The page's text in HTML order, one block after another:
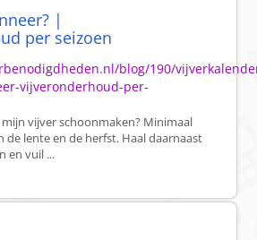
|
per seizoen
blog/190/
vijveronderhoud-per-
vijver schoonmaken? Minimaal
de lente en de herfst. Haal daarnaast
en vuil ...